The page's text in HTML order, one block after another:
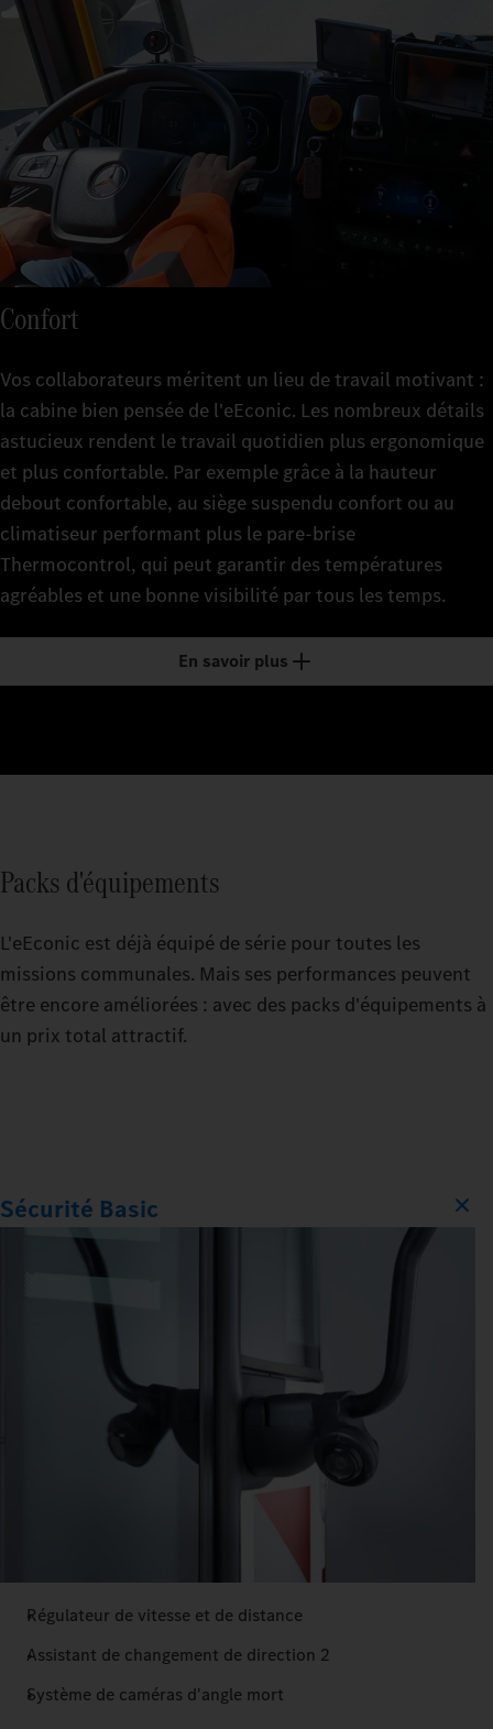
Confort
Vos collaborateurs méritent un lieu de travail motivant :
la cabine bien pensée de l'eEconic. Les nombreux détails
astucieux rendent le travail quotidien plus ergonomique
et plus confortable. Par exemple grâce à la hauteur
debout confortable, au siège suspendu confort ou au
climatiseur performant plus le pare-brise
Thermocontrol, qui peut garantir des températures
agréables et une bonne visibilité par tous les temps.
En savoir plus
Packs d'équipements
L'eEconic est déjà équipé de série pour toutes les
missions communales. Mais ses performances peuvent
être encore améliorées : avec des packs d'équipements à
un prix total attractif.
Sécurité Basic
Régulateur de vitesse et de distance
Assistant de changement de direction 2
Système de caméras d'angle mort